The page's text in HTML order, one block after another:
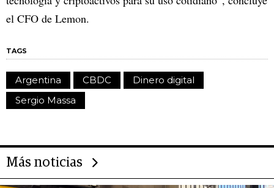
el CFO de Lemon.
TAGS
Argentina CBDC
Dinero digital
Sergio Massa
Más noticias